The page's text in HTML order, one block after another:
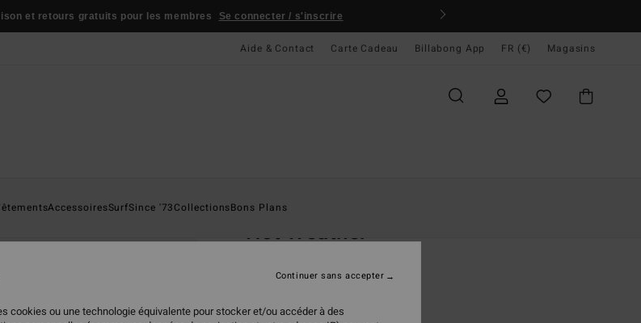
et retours gratuits pour les membres Se connecter / s'inscrire
Aide & Contact Carte Cadeau Billabong App FR (€) Magasins
AccessoiresSurfSince '73CollectionsBons Plans
Hot Weather
(1 Avis)
29,95 €
40%
cookies ou une technologie équivalente pour stocker et/ou accéder à des
Continuer sans accepter